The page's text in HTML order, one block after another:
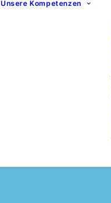
Unsere Kompetenzen